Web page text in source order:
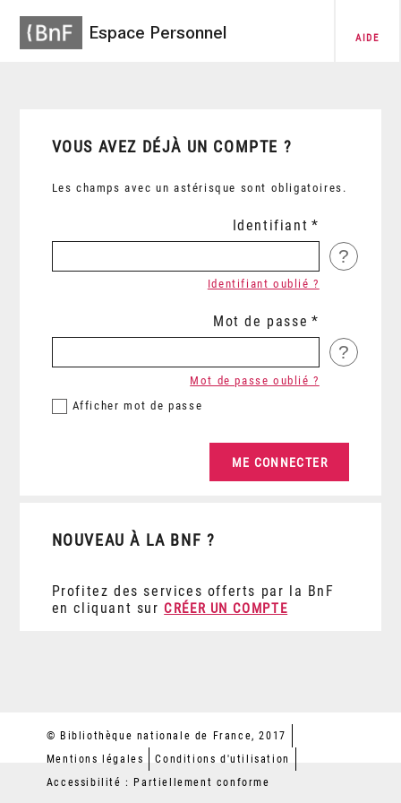
Espace Personnel AIDE
VOUS AVEZ DÉJÀ UN COMPTE ?
Les champs avec un astérisque sont obligatoires.
Identifiant
?
Identifiant oublié ?
Mot de passe
?
Afficher mot de passe
Mot de passe oublié ?
NOUVEAU À LA BNF ?
Profitez des services offerts par la BnF
en cliquant sur CRÉER UN COMPTE
© Bibliothèque nationale de France, 2017
Mentions légales
Conditions d'utilisation
Accessibilité : Partiellement conforme